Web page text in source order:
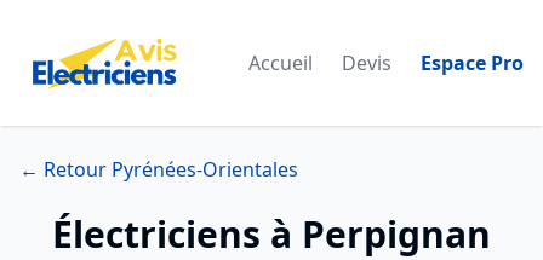
Accueil Devis Espace Pro
← Retour Pyrénées-Orientales
Électriciens à Perpignan